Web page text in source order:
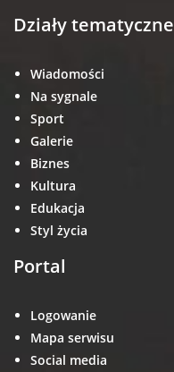
Działy tematyczne
Wiadomości
Na sygnale
Sport
Galerie
Biznes
Kultura
Edukacja
Styl życia
Portal
Logowanie
Mapa serwisu
Social media